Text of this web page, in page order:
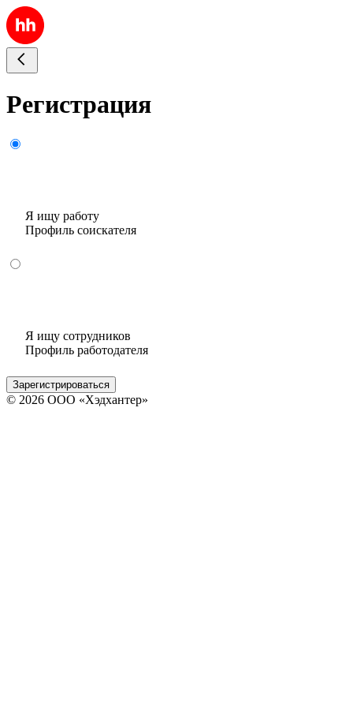
Регистрация
Я ищу работу
Профиль соискателя
Я ищу сотрудников
Профиль работодателя
Зарегистрироваться
© 2026 ООО «Хэдхантер»